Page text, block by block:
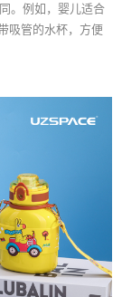
。例如，婴儿适合
吸管的水杯，方便